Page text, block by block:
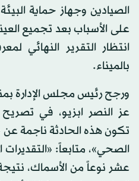
الصيادين وجهاز حماية
على الأسباب بعد تجميع
انتظار التقرير النهائي
بالميناء.
ورجح رئيس مجلس الإدارة
عز النصر ابزيو، في
تكون هذه الحادثة ناجمة عن
الصحي»، متابعاً: «التقديرات
عشر نوعاً من الأسماك، نتيجة